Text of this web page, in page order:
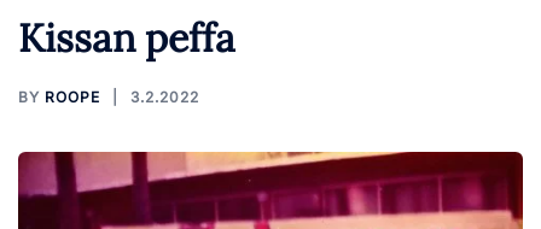
Kissan peffa
BY ROOPE 3.2.2022